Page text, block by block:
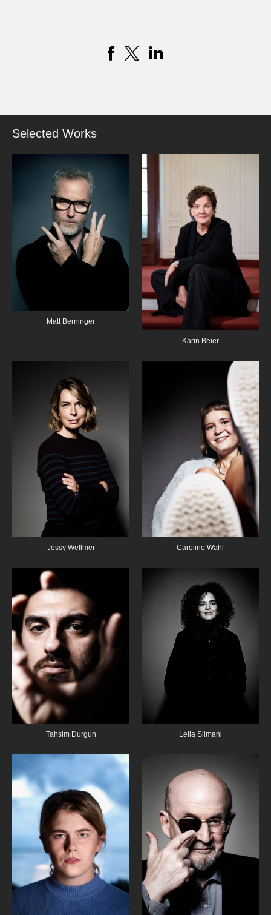
Selected Works
Matt Berninger
Karin Beier
Jessy Wellmer Caroline Wahl
Tahsim Durgun Leila Slimani